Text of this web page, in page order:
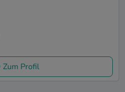
Zum Profil